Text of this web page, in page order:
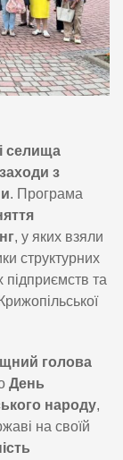
селища
з
. Програма
, у яких взяли
структурних
підприємств та
голова
День
народу,
на своїй